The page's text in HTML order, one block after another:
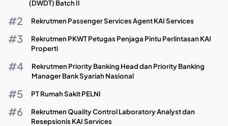
(DWDT) Batch II
Rekrutmen Passenger Services Agent KAI Services
Rekrutmen PKWT Petugas Penjaga Pintu Perlintasan KAI
Properti
Rekrutmen Priority Banking Head dan Priority Banking
Manager Bank Syariah Nasional
PT Rumah Sakit PELNI
Rekrutmen Quality Control Laboratory Analyst dan
Resepsionis KAI Services